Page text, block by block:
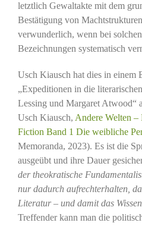
letztlich Gewaltakte mit dem
Bestätigung von
verwunderlich, wenn bei
Bezeichnungen systematisch
Usch Kiausch hat dies in einem
„Expeditionen in die
Lessing und Margaret Atwood“
Usch Kiausch, Andere Welten –
Fiction Band 1 Die weibliche
Memoranda, 2023). Es ist die
ausgeübt und ihre Dauer
der theokratische
nur dadurch aufrechterhalten,
Literatur – und damit das
Treffender kann man die